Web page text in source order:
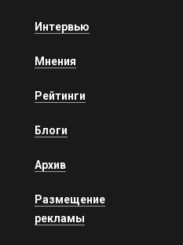
Интервью
Мнения
Рейтинги
Блоги
Архив
Размещение
рекламы